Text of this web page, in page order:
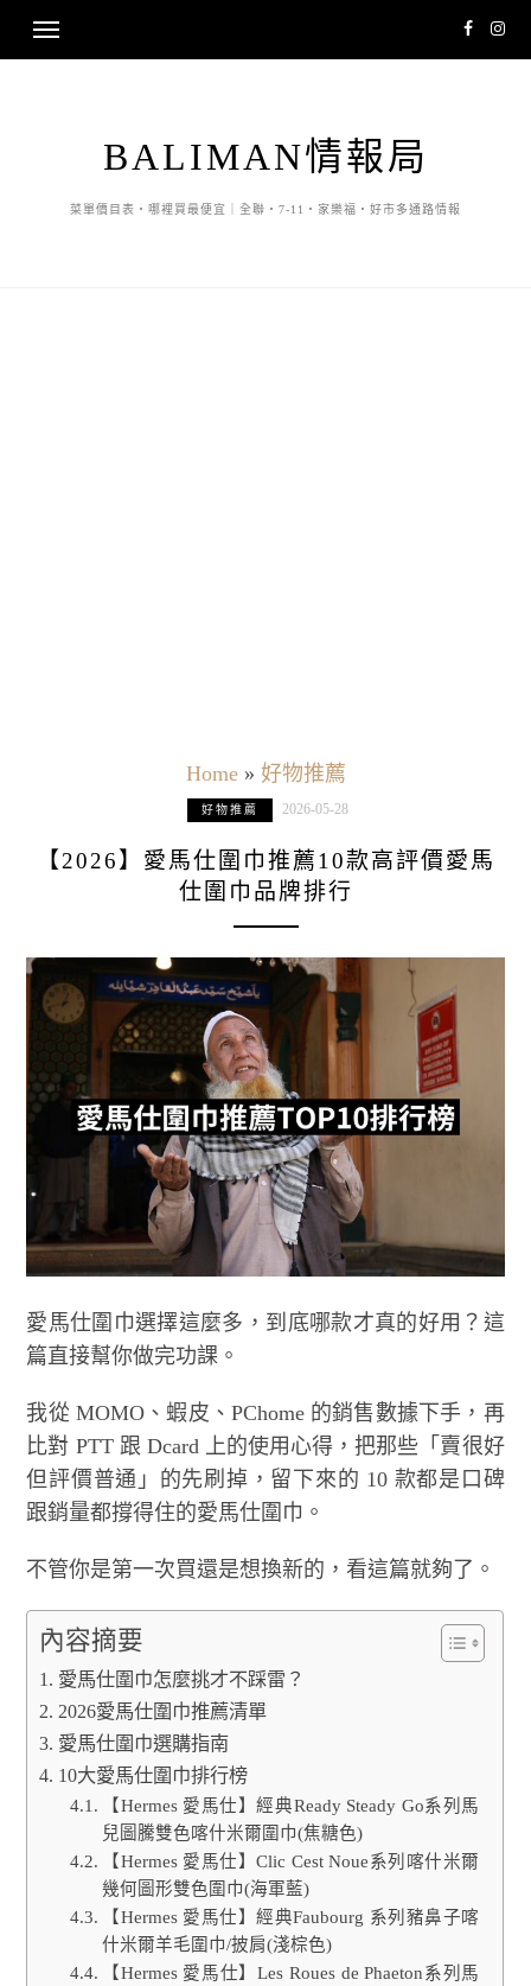
BALIMAN情報局
菜單價目表・哪裡買最便宜｜全聯・7-11・家樂福・好市多通路情報
Home» 好物推薦
好物推薦 2026-05-28
【2026】愛馬仕圍巾推薦10款高評價愛馬
仕圍巾品牌排行
愛馬仕圍巾選擇這麼多，到底哪款才真的好用？這
篇直接幫你做完功課。
我從 MOMO、蝦皮、PChome 的銷售數據下手，再
比對 PTT 跟 Dcard 上的使用心得，把那些「賣很好
但評價普通」的先刷掉，留下來的 10 款都是口碑
跟銷量都撐得住的愛馬仕圍巾。
不管你是第一次買還是想換新的，看這篇就夠了。
內容摘要
愛馬仕圍巾怎麼挑才不踩雷？
2026愛馬仕圍巾推薦清單
愛馬仕圍巾選購指南
10大愛馬仕圍巾排行榜
【Hermes 愛馬仕】經典Ready Steady Go系列馬
兒圖騰雙色喀什米爾圍巾(焦糖色)
【Hermes 愛馬仕】Clic Cest Noue系列喀什米爾
幾何圖形雙色圍巾(海軍藍)
【Hermes 愛馬仕】經典Faubourg 系列豬鼻子喀
什米爾羊毛圍巾/披肩(淺棕色)
【Hermes 愛馬仕】Les Roues de Phaeton系列馬